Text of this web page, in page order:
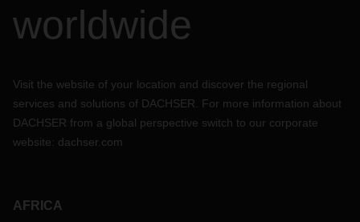
worldwide
Visit the website of your location and discover the regional
services and solutions of DACHSER. For more information about
DACHSER from a global perspective switch to our corporate
website: dachser.com
AFRICA